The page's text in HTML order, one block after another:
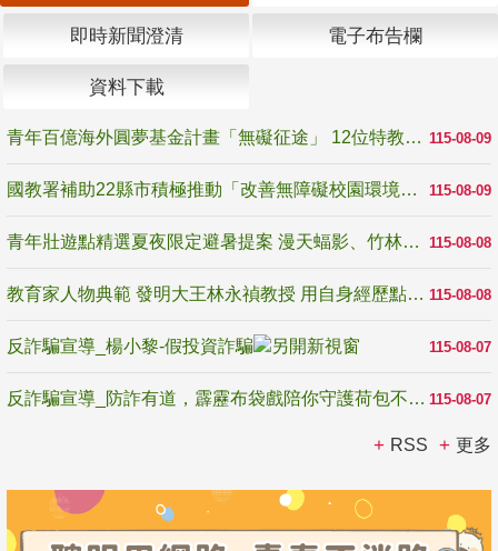
即時新聞澄清 電子布告欄
資料下載
115-08-09
青年百億海外圓夢基金計畫「無礙征途」 12位特教與弱勢青年勇闖西班牙 跨越感官限制見證生命蛻變
115-08-09
國教署補助22縣市積極推動「改善無障礙校園環境計畫」 打造友善、安全、無礙學習空間
115-08-08
青年壯遊點精選夏夜限定避暑提案 漫天蝠影、竹林尋蛙、茶香夜觀 邀青年暮色出發
115-08-08
教育家人物典範 發明大王林永禎教授 用自身經歷點亮學生的路
115-08-07
反詐騙宣導_楊小黎-假投資詐騙
115-08-07
反詐騙宣導_防詐有道，霹靂布袋戲陪你守護荷包不受騙
RSS 更多